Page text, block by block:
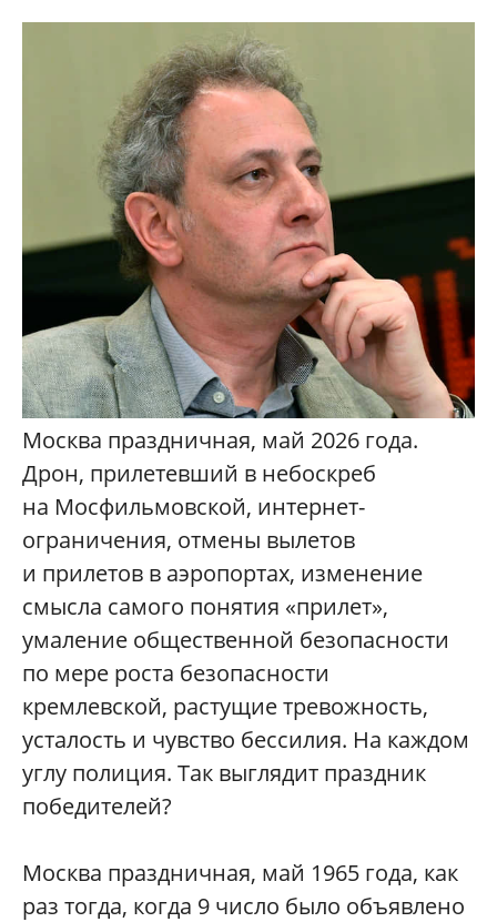
Москва праздничная, май 2026 года.
Дрон, прилетевший в небоскреб
на Мосфильмовской, интернет-
ограничения, отмены вылетов
и прилетов в аэропортах, изменение
смысла самого понятия «прилет»,
умаление общественной безопасности
по мере роста безопасности
кремлевской, растущие тревожность,
усталость и чувство бессилия. На каждом
углу полиция. Так выглядит праздник
победителей?
Москва праздничная, май 1965 года, как
раз тогда, когда 9 число было объявлено